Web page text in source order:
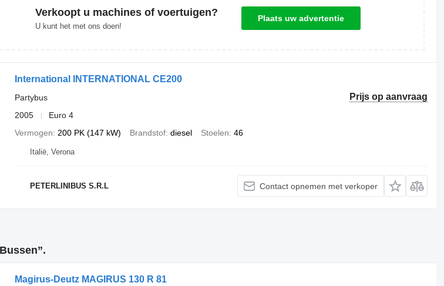
Verkoopt u machines of voertuigen?
U kunt het met ons doen!
Plaats uw advertentie
International INTERNATIONAL CE200
Prijs op aanvraag
Partybus
2005
Euro 4
Vermogen
200 PK (147 kW) Brandstof diesel Stoelen 46
Italië, Verona
PETERLINIBUS S.R.L Contact opnemen met verkoper
Magirus-Deutz MAGIRUS 130 R 81